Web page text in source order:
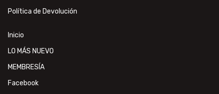
Política de Devolución
Inicio
LO MÁS NUEVO
MEMBRESÍA
Facebook